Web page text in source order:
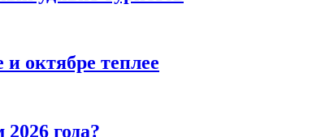
октябре теплее
года?